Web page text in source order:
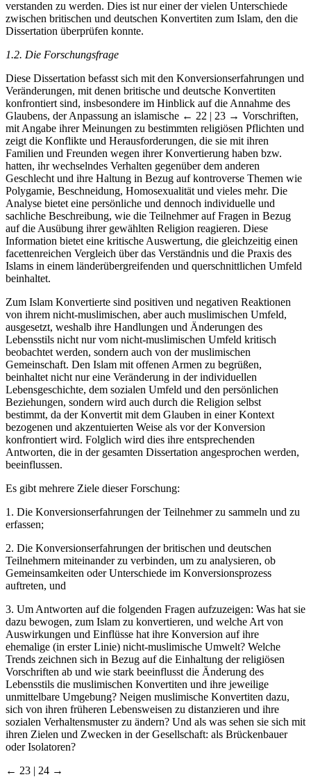
verstanden zu werden. Dies ist nur einer der vielen Unterschiede
zwischen britischen und deutschen Konvertiten zum Islam, den die
Dissertation überprüfen konnte.
1.2. Die Forschungsfrage
Diese Dissertation befasst sich mit den Konversionserfahrungen und
Veränderungen, mit denen britische und deutsche Konvertiten
konfrontiert sind, insbesondere im Hinblick auf die Annahme des
Glaubens, der Anpassung an islamische ← 22 | 23 → Vorschriften,
mit Angabe ihrer Meinungen zu bestimmten religiösen Pflichten und
zeigt die Konflikte und Herausforderungen, die sie mit ihren
Familien und Freunden wegen ihrer Konvertierung haben bzw.
hatten, ihr wechselndes Verhalten gegenüber dem anderen
Geschlecht und ihre Haltung in Bezug auf kontroverse Themen wie
Polygamie, Beschneidung, Homosexualität und vieles mehr. Die
Analyse bietet eine persönliche und dennoch individuelle und
sachliche Beschreibung, wie die Teilnehmer auf Fragen in Bezug
auf die Ausübung ihrer gewählten Religion reagieren. Diese
Information bietet eine kritische Auswertung, die gleichzeitig einen
facettenreichen Vergleich über das Verständnis und die Praxis des
Islams in einem länderübergreifenden und querschnittlichen Umfeld
beinhaltet.
Zum Islam Konvertierte sind positiven und negativen Reaktionen
von ihrem nicht-muslimischen, aber auch muslimischen Umfeld,
ausgesetzt, weshalb ihre Handlungen und Änderungen des
Lebensstils nicht nur vom nicht-muslimischen Umfeld kritisch
beobachtet werden, sondern auch von der muslimischen
Gemeinschaft. Den Islam mit offenen Armen zu begrüßen,
beinhaltet nicht nur eine Veränderung in der individuellen
Lebensgeschichte, dem sozialen Umfeld und den persönlichen
Beziehungen, sondern wird auch durch die Religion selbst
bestimmt, da der Konvertit mit dem Glauben in einer Kontext
bezogenen und akzentuierten Weise als vor der Konversion
konfrontiert wird. Folglich wird dies ihre entsprechenden
Antworten, die in der gesamten Dissertation angesprochen werden,
beeinflussen.
Es gibt mehrere Ziele dieser Forschung:
1. Die Konversionserfahrungen der Teilnehmer zu sammeln und zu
erfassen;
2. Die Konversionserfahrungen der britischen und deutschen
Teilnehmern miteinander zu verbinden, um zu analysieren, ob
Gemeinsamkeiten oder Unterschiede im Konversionsprozess
auftreten, und
3. Um Antworten auf die folgenden Fragen aufzuzeigen: Was hat sie
dazu bewogen, zum Islam zu konvertieren, und welche Art von
Auswirkungen und Einflüsse hat ihre Konversion auf ihre
ehemalige (in erster Linie) nicht-muslimische Umwelt? Welche
Trends zeichnen sich in Bezug auf die Einhaltung der religiösen
Vorschriften ab und wie stark beeinflusst die Änderung des
Lebensstils die muslimischen Konvertiten und ihre jeweilige
unmittelbare Umgebung? Neigen muslimische Konvertiten dazu,
sich von ihren früheren Lebensweisen zu distanzieren und ihre
sozialen Verhaltensmuster zu ändern? Und als was sehen sie sich mit
ihren Zielen und Zwecken in der Gesellschaft: als Brückenbauer
oder Isolatoren?
← 23 | 24 →